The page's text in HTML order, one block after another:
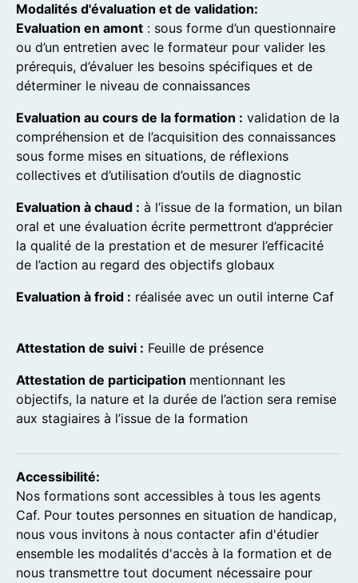
Modalités d'évaluation et de validation:
Evaluation en amont : sous forme d’un questionnaire
ou d’un entretien avec le formateur pour valider les
prérequis, d’évaluer les besoins spécifiques et de
déterminer le niveau de connaissances
Evaluation au cours de la formation : validation de la
compréhension et de l’acquisition des connaissances
sous forme mises en situations, de réflexions
collectives et d’utilisation d’outils de diagnostic
Evaluation à chaud : à l’issue de la formation, un bilan
oral et une évaluation écrite permettront d’apprécier
la qualité de la prestation et de mesurer l’efficacité
de l’action au regard des objectifs globaux
Evaluation à froid : réalisée avec un outil interne Caf
Attestation de suivi : Feuille de présence
Attestation de participation mentionnant les
objectifs, la nature et la durée de l’action sera remise
aux stagiaires à l’issue de la formation
Accessibilité:
Nos formations sont accessibles à tous les agents
Caf. Pour toutes personnes en situation de handicap,
nous vous invitons à nous contacter afin d'étudier
ensemble les modalités d'accès à la formation et de
nous transmettre tout document nécessaire pour